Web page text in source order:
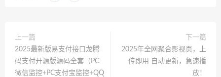
上一篇
2025最新版易支付接口龙腾
码支付开源版源码全套（PC
微信监控+PC支付宝监控+QQ
下一篇
2025年全网聚合影视页，上
传即用 自动更新，急速播
放！